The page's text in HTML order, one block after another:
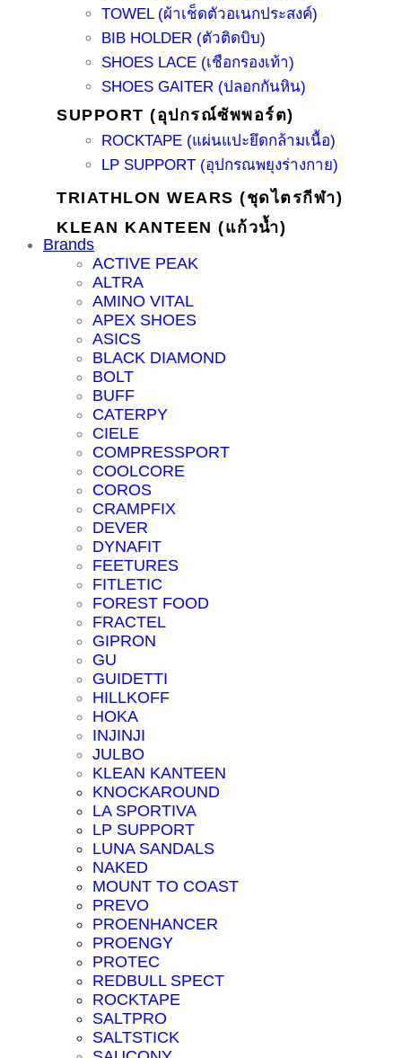
TOWEL (ผ้าเช็ดตัวอเนกประสงค์)
BIB HOLDER (ตัวติดบิบ)
SHOES LACE (เชือกรองเท้า)
SHOES GAITER (ปลอกกันหิน)
SUPPORT (อุปกรณ์ซัพพอร์ต)
ROCKTAPE (แผ่นแปะยึดกล้ามเนื้อ)
LP SUPPORT (อุปกรณพยุงร่างกาย)
TRIATHLON WEARS (ชุดไตรกีฬา)
KLEAN KANTEEN (แก้วน้ำ)
Brands
ACTIVE PEAK
ALTRA
AMINO VITAL
APEX SHOES
ASICS
BLACK DIAMOND
BOLT
BUFF
CATERPY
CIELE
COMPRESSPORT
COOLCORE
COROS
CRAMPFIX
DEVER
DYNAFIT
FEETURES
FITLETIC
FOREST FOOD
FRACTEL
GIPRON
GU
GUIDETTI
HILLKOFF
HOKA
INJINJI
JULBO
KLEAN KANTEEN
KNOCKAROUND
LA SPORTIVA
LP SUPPORT
LUNA SANDALS
NAKED
MOUNT TO COAST
PREVO
PROENHANCER
PROENGY
PROTEC
REDBULL SPECT
ROCKTAPE
SALTPRO
SALTSTICK